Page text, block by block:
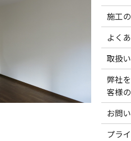
施工
よく
取扱
弊社
客様の
お問
プラ